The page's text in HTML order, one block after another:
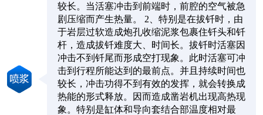
较长。当活塞冲击到前端时，前腔的空气被急
剧压缩而产生热量。 2、特别是在拔钎时，由
于岩层过软造成炮孔收缩泥浆包裹住钎头和钎
杆，造成拔钎难度大、时间长。拔钎时活塞因
冲击不到钎尾而形成空打现象。此时活塞可冲
击到行程所能达到的最前点。并且持续时间也
较长，冲击功得不到有效的发挥，就会转换成
热能的形式释放。因而造成凿岩机出现高热现
象。特别是缸体和导向套结合部温度相对最